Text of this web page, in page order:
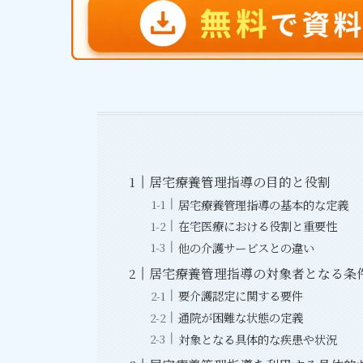
居宅療養管理指導の目的と役割
居宅療養管理指導の基本的な定義
在宅医療における役割と重要性
他の介護サービスとの違い
居宅療養管理指導の対象者となる条
要介護認定に関する要件
通院が困難な状態の定義
対象となる具体的な疾患や状況